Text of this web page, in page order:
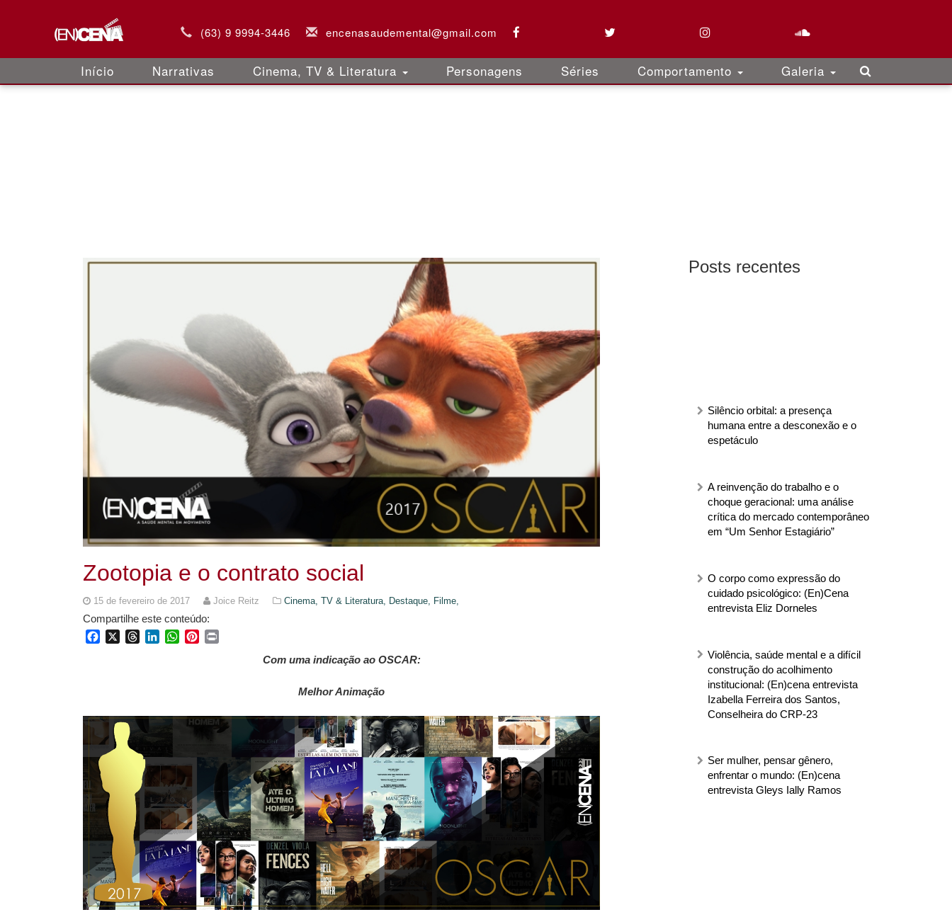
(63) 9 9994-3446 encenasaudemental@gmail.com
Início Narrativas Cinema, TV & Literatura Personagens Séries Comportamento Galeria
Posts recentes
Silêncio orbital: a presença
humana entre a desconexão e o
espetáculo
A reinvenção do trabalho e o
choque geracional: uma análise
crítica do mercado contemporâneo
em “Um Senhor Estagiário”
O corpo como expressão do
cuidado psicológico: (En)Cena
entrevista Eliz Dorneles
Violência, saúde mental e a difícil
construção do acolhimento
institucional: (En)cena entrevista
Izabella Ferreira dos Santos,
Conselheira do CRP-23
Ser mulher, pensar gênero,
enfrentar o mundo: (En)cena
entrevista Gleys Ially Ramos
Zootopia e o contrato social
15 de fevereiro de 2017 Joice Reitz Cinema, TV & Literatura, Destaque, Filme,
Compartilhe este conteúdo:
FacebookThreadsLinkedInWhatsApp
Pinterest
Com uma indicação ao OSCAR:
Melhor Animação